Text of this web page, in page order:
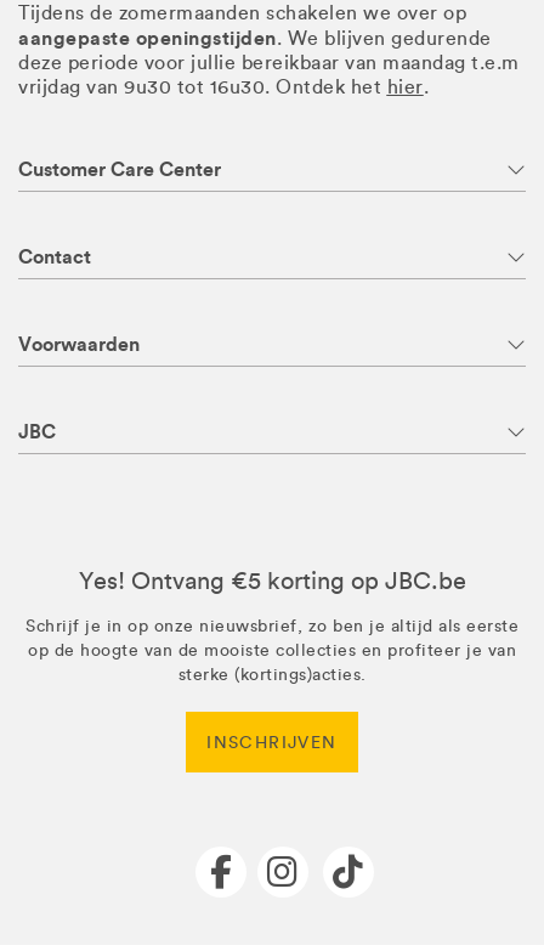
Tijdens de zomermaanden schakelen we over op
aangepaste openingstijden. We blijven gedurende
deze periode voor jullie bereikbaar van maandag t.e.m
vrijdag van 9u30 tot 16u30. Ontdek het hier.
Customer Care Center
Contact
Voorwaarden
JBC
Yes! Ontvang €5 korting op JBC.be
Schrijf je in op onze nieuwsbrief, zo ben je altijd als eerste
op de hoogte van de mooiste collecties en profiteer je van
sterke (kortings)acties.
INSCHRIJVEN